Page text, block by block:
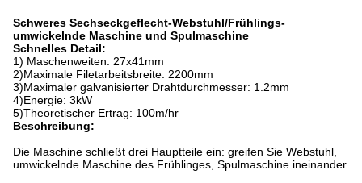
Schweres Sechseckgeflecht-Webstuhl/Frühlings-
umwickelnde Maschine und Spulmaschine
Schnelles Detail:
1) Maschenweiten: 27x41mm
2)Maximale Filetarbeitsbreite: 2200mm
3)Maximaler galvanisierter Drahtdurchmesser: 1.2mm
4)Energie: 3kW
5)Theoretischer Ertrag: 100m/hr
Beschreibung:
Die Maschine schließt drei Hauptteile ein: greifen Sie Webstuhl,
umwickelnde Maschine des Frühlinges, Spulmaschine ineinander.